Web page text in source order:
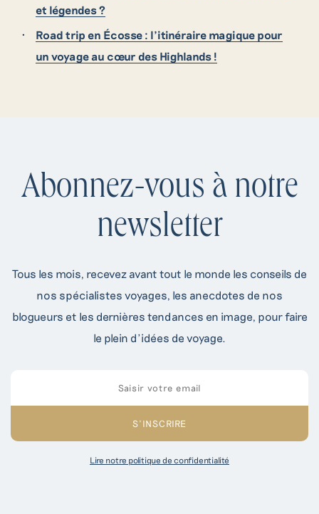
et légendes ?
Road trip en Écosse : l’itinéraire magique pour
un voyage au cœur des Highlands !
Abonnez-vous à notre
newsletter
Tous les mois, recevez avant tout le monde les conseils de
nos spécialistes voyages, les anecdotes de nos
blogueurs et les dernières tendances en image, pour faire
le plein d’idées de voyage.
Lire notre politique de confidentialité